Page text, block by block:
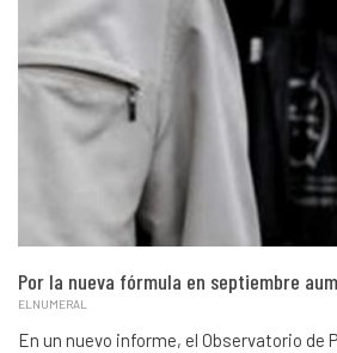
Por la nueva fórmula en septiembre
ELNUMERAL
En un nuevo informe, el Observatorio de